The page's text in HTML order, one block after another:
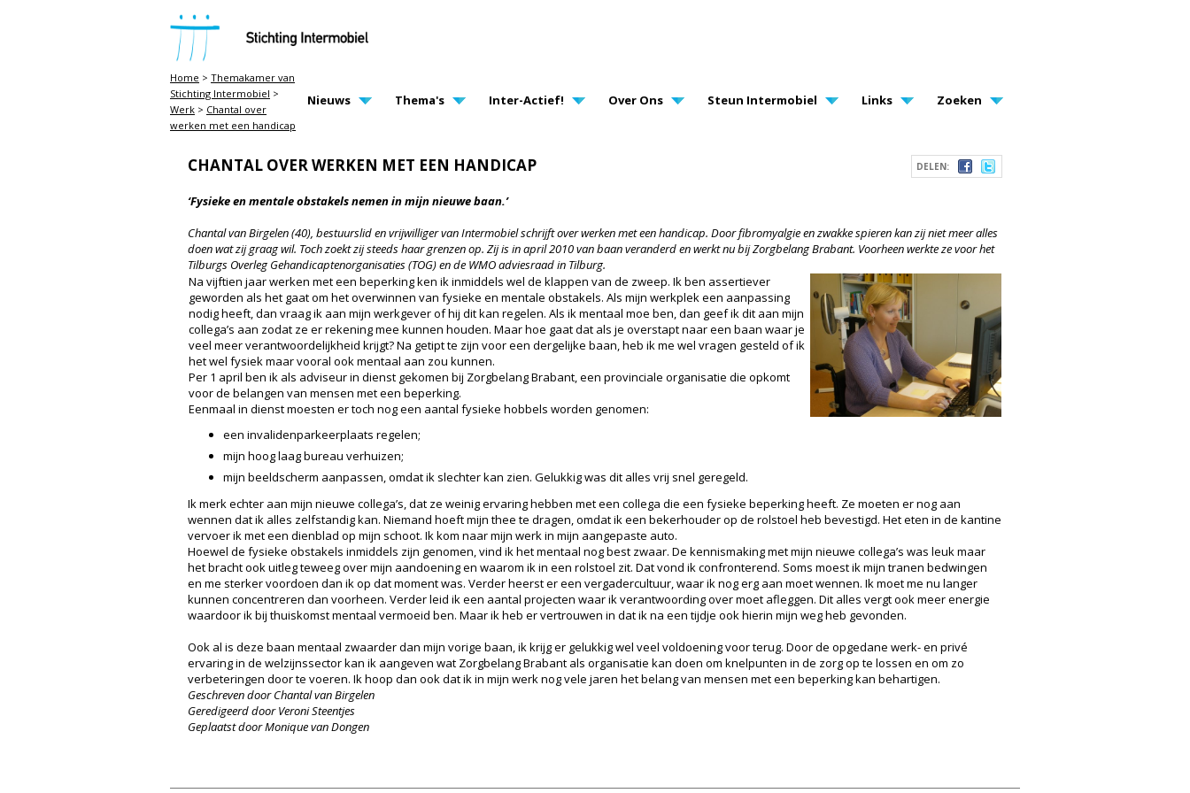
STICHTING INTERMOBIEL
MAIN PAGE NAVIGATION
Nieuws Thema's Inter-Actief! Over Ons Steun Intermobiel Links Zoeken
Home > Themakamer van
Stichting Intermobiel >
Werk > Chantal over
werken met een handicap
DELEN:
CHANTAL OVER WERKEN MET EEN HANDICAP
‘Fysieke en mentale obstakels nemen in mijn nieuwe baan.’
Chantal van Birgelen (40), bestuurslid en vrijwilliger van Intermobiel schrijft over werken met een handicap. Door fibromyalgie en zwakke spieren kan zij niet meer alles
doen wat zij graag wil. Toch zoekt zij steeds haar grenzen op. Zij is in april 2010 van baan veranderd en werkt nu bij Zorgbelang Brabant. Voorheen werkte ze voor het
Tilburgs Overleg Gehandicaptenorganisaties (TOG) en de WMO adviesraad in Tilburg.
Na vijftien jaar werken met een beperking ken ik inmiddels wel de klappen van de zweep. Ik ben assertiever
geworden als het gaat om het overwinnen van fysieke en mentale obstakels. Als mijn werkplek een aanpassing
nodig heeft, dan vraag ik aan mijn werkgever of hij dit kan regelen. Als ik mentaal moe ben, dan geef ik dit aan mijn
collega’s aan zodat ze er rekening mee kunnen houden. Maar hoe gaat dat als je overstapt naar een baan waar je
veel meer verantwoordelijkheid krijgt? Na getipt te zijn voor een dergelijke baan, heb ik me wel vragen gesteld of ik
het wel fysiek maar vooral ook mentaal aan zou kunnen.
Per 1 april ben ik als adviseur in dienst gekomen bij Zorgbelang Brabant, een provinciale organisatie die opkomt
voor de belangen van mensen met een beperking.
Eenmaal in dienst moesten er toch nog een aantal fysieke hobbels worden genomen:
een invalidenparkeerplaats regelen;
mijn hoog laag bureau verhuizen;
mijn beeldscherm aanpassen, omdat ik slechter kan zien. Gelukkig was dit alles vrij snel geregeld.
Ik merk echter aan mijn nieuwe collega’s, dat ze weinig ervaring hebben met een collega die een fysieke beperking heeft. Ze moeten er nog aan
wennen dat ik alles zelfstandig kan. Niemand hoeft mijn thee te dragen, omdat ik een bekerhouder op de rolstoel heb bevestigd. Het eten in de kantine
vervoer ik met een dienblad op mijn schoot. Ik kom naar mijn werk in mijn aangepaste auto.
Hoewel de fysieke obstakels inmiddels zijn genomen, vind ik het mentaal nog best zwaar. De kennismaking met mijn nieuwe collega’s was leuk maar
het bracht ook uitleg teweeg over mijn aandoening en waarom ik in een rolstoel zit. Dat vond ik confronterend. Soms moest ik mijn tranen bedwingen
en me sterker voordoen dan ik op dat moment was. Verder heerst er een vergadercultuur, waar ik nog erg aan moet wennen. Ik moet me nu langer
kunnen concentreren dan voorheen. Verder leid ik een aantal projecten waar ik verantwoording over moet afleggen. Dit alles vergt ook meer energie
waardoor ik bij thuiskomst mentaal vermoeid ben. Maar ik heb er vertrouwen in dat ik na een tijdje ook hierin mijn weg heb gevonden.
Ook al is deze baan mentaal zwaarder dan mijn vorige baan, ik krijg er gelukkig wel veel voldoening voor terug. Door de opgedane werk- en privé
ervaring in de welzijnssector kan ik aangeven wat Zorgbelang Brabant als organisatie kan doen om knelpunten in de zorg op te lossen en om zo
verbeteringen door te voeren. Ik hoop dan ook dat ik in mijn werk nog vele jaren het belang van mensen met een beperking kan behartigen.
Geschreven door Chantal van Birgelen
Geredigeerd door Veroni Steentjes
Geplaatst door Monique van Dongen